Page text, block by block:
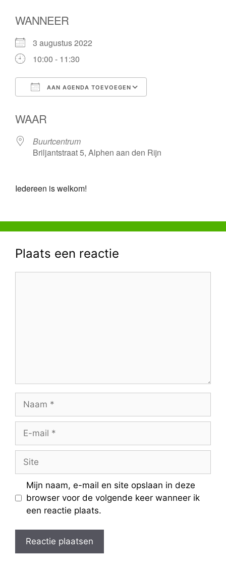
WANNEER
3 augustus 2022
10:00 - 11:30
AAN AGENDA TOEVOEGEN
WAAR
Buurtcentrum
Briljantstraat 5, Alphen aan den Rijn
Iedereen is welkom!
Plaats een reactie
mail
Mijn naam, e-mail en site opslaan in deze
browser voor de volgende keer wanneer ik
een reactie plaats.